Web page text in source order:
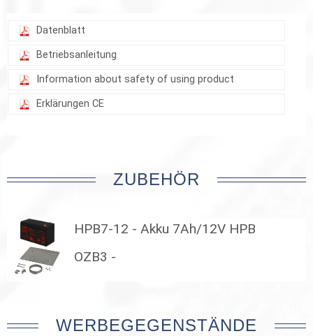
Datenblatt
Betriebsanleitung
Information about safety of using product
Erklärungen CE
ZUBEHÖR
HPB7-12 - Akku 7Ah/12V HPB
OZB3 -
WERBEGEGENSTÄNDE